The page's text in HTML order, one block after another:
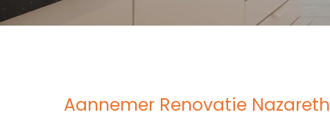
Aannemer Renovatie Nazareth